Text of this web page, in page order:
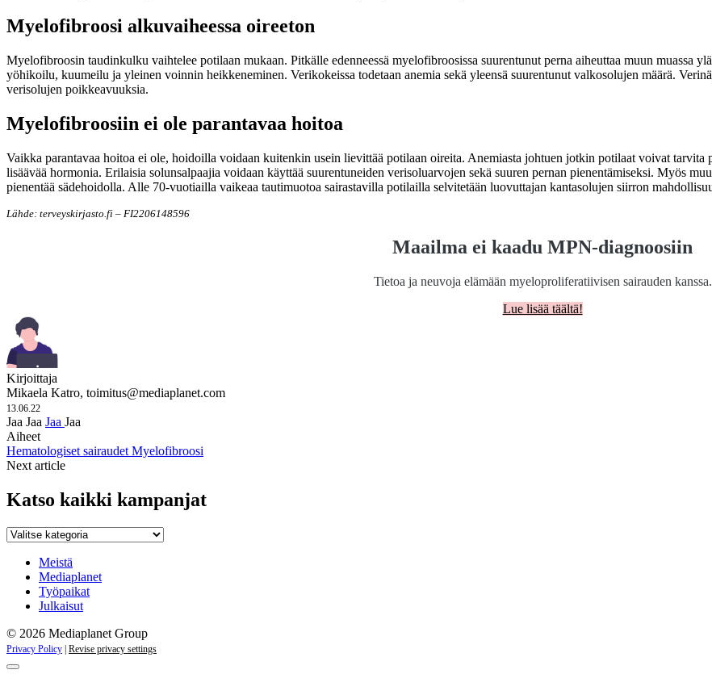
Myelofibroosi alkuvaiheessa oireeton
Myelofibroosin taudinkulku vaihtelee potilaan mukaan. Pitkälle edenneessä myelofibroosissa suurentunut perna aiheuttaa muun muassa
yöhikoilu, kuumeilu ja yleinen voinnin heikkeneminen. Verikokeissa todetaan anemia sekä yleensä suurentunut valkosolujen määrä.
verisolujen poikkeavuuksia.
Myelofibroosiin ei ole parantavaa hoitoa
Vaikka parantavaa hoitoa ei ole, hoidoilla voidaan kuitenkin usein lievittää potilaan oireita. Anemiasta johtuen jotkin potilaat voivat tarvita
lisäävää hormonia. Erilaisia solunsalpaajia voidaan käyttää suurentuneiden verisoluarvojen sekä suuren pernan pienentämiseksi. Myös
pienentää sädehoidolla. Alle 70-vuotiailla vaikeaa tautimuotoa sairastavilla potilailla selvitetään luovuttajan kantasolujen siirron
Lähde: terveyskirjasto.fi – FI2206148596
Maailma ei kaadu MPN-diagnoosiin
Tietoa ja neuvoja elämään myeloproliferatiivisen sairauden kanssa.
Lue lisää täältä!
Kirjoittaja
Mikaela Katro, toimitus@mediaplanet.com
13.06.22
Jaa Jaa Jaa Jaa
Aiheet
Hematologiset sairaudet Myelofibroosi
Next article
Katso kaikki kampanjat
Katso
kampanjat
Meistä
Mediaplanet
Työpaikat
Julkaisut
© 2026 Mediaplanet Group
Privacy Policy | Revise privacy settings